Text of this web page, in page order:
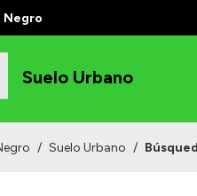
Negro
Suelo Urbano
/ Suelo Urbano /